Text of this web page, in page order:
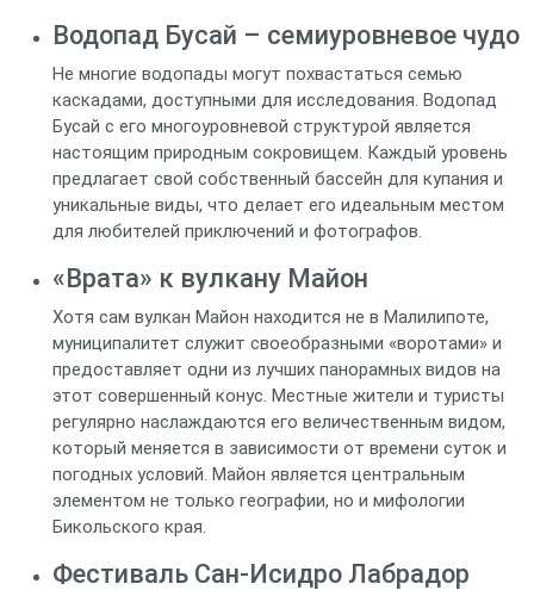
Водопад Бусай – семиуровневое чудо
Не многие водопады могут похвастаться семью
каскадами, доступными для исследования. Водопад
Бусай с его многоуровневой структурой является
настоящим природным сокровищем. Каждый уровень
предлагает свой собственный бассейн для купания и
уникальные виды, что делает его идеальным местом
для любителей приключений и фотографов.
«Врата» к вулкану Майон
Хотя сам вулкан Майон находится не в Малилипоте,
муниципалитет служит своеобразными «воротами» и
предоставляет одни из лучших панорамных видов на
этот совершенный конус. Местные жители и туристы
регулярно наслаждаются его величественным видом,
который меняется в зависимости от времени суток и
погодных условий. Майон является центральным
элементом не только географии, но и мифологии
Бикольского края.
Фестиваль Сан-Исидро Лабрадор